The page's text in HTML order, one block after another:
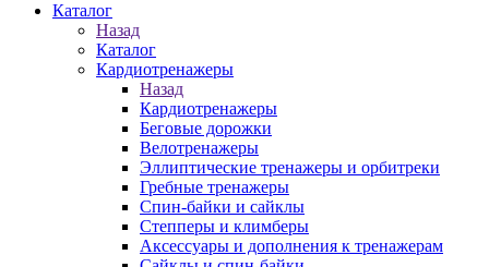
Каталог
Назад
Каталог
Кардиотренажеры
Назад
Кардиотренажеры
Беговые дорожки
Велотренажеры
Эллиптические тренажеры и орбитреки
Гребные тренажеры
Спин-байки и сайклы
Степперы и климберы
Аксессуары и дополнения к тренажерам